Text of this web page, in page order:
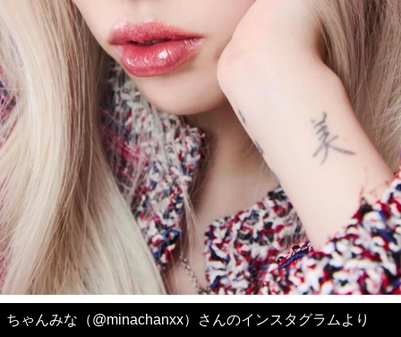
ちゃんみな（@minachanxx）さんのインスタグラムより